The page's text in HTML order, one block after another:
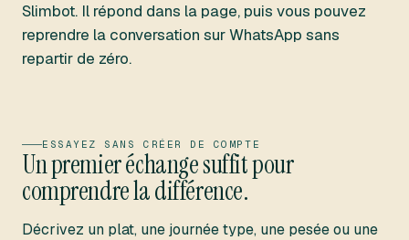
Slimbot. Il répond dans la page, puis vous pouvez
reprendre la conversation sur WhatsApp sans
repartir de zéro.
ESSAYEZ SANS CRÉER DE COMPTE
Un premier échange suffit pour
comprendre la différence.
Décrivez un plat, une journée type, une pesée ou une